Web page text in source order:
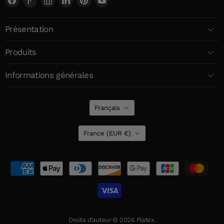
Facebook
Faire
Présentation
Produits
Informations générales
Droits d'auteur © 2026 Platex.
Langue
Français
Pays
France (EUR €)